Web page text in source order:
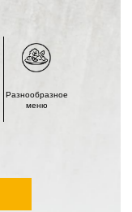
Разнообразное
меню